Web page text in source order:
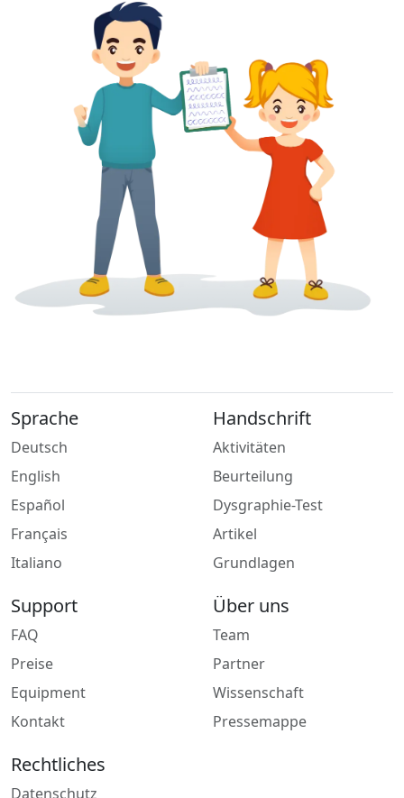
Sprache
Deutsch
English
Español
Français
Italiano
Handschrift
Aktivitäten
Beurteilung
Dysgraphie-Test
Artikel
Grundlagen
Support
FAQ
Preise
Equipment
Kontakt
Über uns
Team
Partner
Wissenschaft
Pressemappe
Rechtliches
Datenschutz